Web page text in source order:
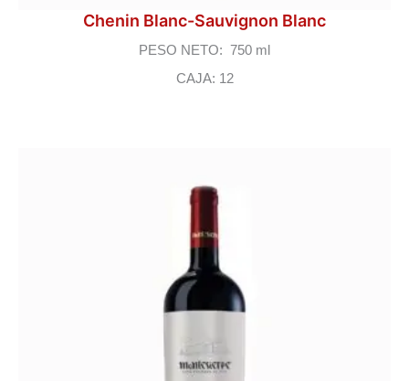
Chenin Blanc-Sauvignon Blanc
PESO NETO: 750 ml
CAJA: 12